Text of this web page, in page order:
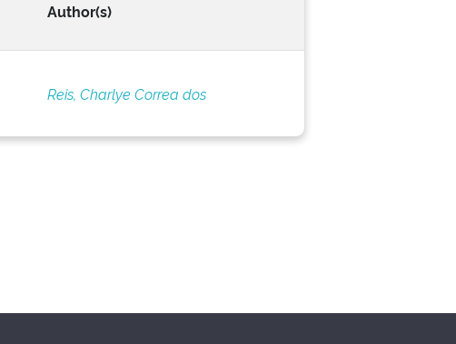
Author(s)
Reis, Charlye Correa dos